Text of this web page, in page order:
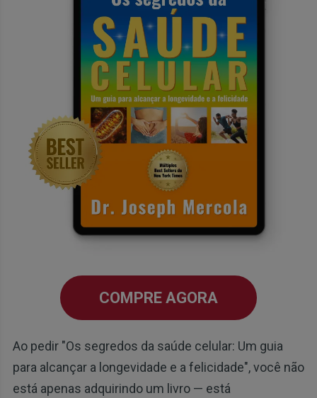
COMPRE AGORA
Ao pedir "Os segredos da saúde celular: Um guia
para alcançar a longevidade e a felicidade", você não
está apenas adquirindo um livro — está